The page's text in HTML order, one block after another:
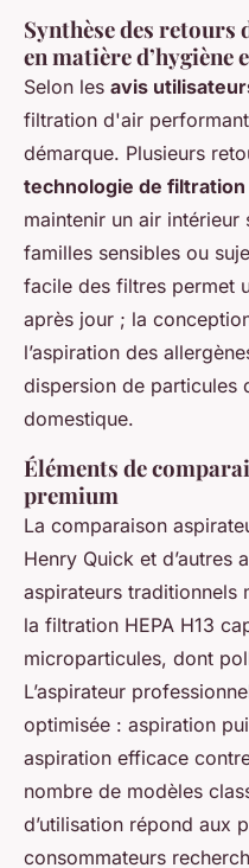
Synthèse des retours
en matière d’hygiène
Selon les avis
filtration d'air
démarque. Plusieurs
technologie de filtration
maintenir un air
familles sensibles ou
facile des filtres permet
après jour ; la
l’aspiration des
dispersion de particules
domestique.
Éléments de
premium
La comparaison
Henry Quick et d’autres
aspirateurs traditionnels
la filtration HEPA H13
microparticules, dont
L’aspirateur
optimisée : aspiration
aspiration efficace
nombre de modèles
d’utilisation répond aux
consommateurs